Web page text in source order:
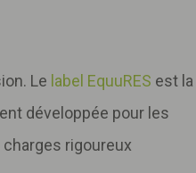
Le label EquuRES est la
développée pour les
rigoureux